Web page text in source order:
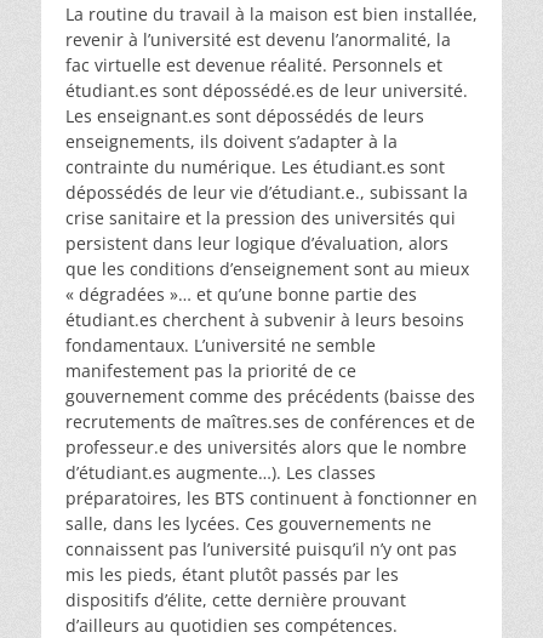
La routine du travail à la maison est bien installée,
revenir à l’université est devenu l’anormalité, la
fac virtuelle est devenue réalité. Personnels et
étudiant.es sont dépossédé.es de leur université.
Les enseignant.es sont dépossédés de leurs
enseignements, ils doivent s’adapter à la
contrainte du numérique. Les étudiant.es sont
dépossédés de leur vie d’étudiant.e., subissant la
crise sanitaire et la pression des universités qui
persistent dans leur logique d’évaluation, alors
que les conditions d’enseignement sont au mieux
« dégradées »… et qu’une bonne partie des
étudiant.es cherchent à subvenir à leurs besoins
fondamentaux. L’université ne semble
manifestement pas la priorité de ce
gouvernement comme des précédents (baisse des
recrutements de maîtres.ses de conférences et de
professeur.e des universités alors que le nombre
d’étudiant.es augmente…). Les classes
préparatoires, les BTS continuent à fonctionner en
salle, dans les lycées. Ces gouvernements ne
connaissent pas l’université puisqu’il n’y ont pas
mis les pieds, étant plutôt passés par les
dispositifs d’élite, cette dernière prouvant
d’ailleurs au quotidien ses compétences.